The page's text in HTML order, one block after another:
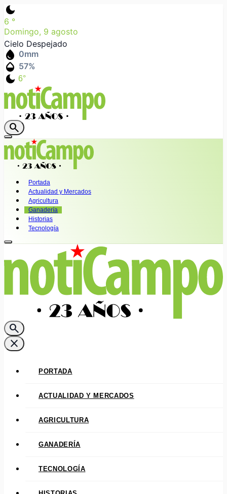
dark_mode
6 °
Domingo, 9 agosto
Cielo Despejado
water_drop 0mm
humidity_mid 57%
dark_mode 6°
search
Portada
Actualidad y Mercados
Agricultura
Ganadería
Historias
Tecnología
search
close
PORTADA
ACTUALIDAD Y MERCADOS
AGRICULTURA
GANADERÍA
TECNOLOGÍA